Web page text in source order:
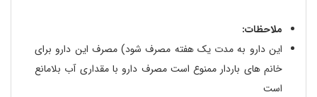
ملاحظات:
این دارو به مدت یک هفته مصرف شود) مصرف این دارو برای
خانم های باردار ممنوع است مصرف دارو با مقداری آب بلامانع
است